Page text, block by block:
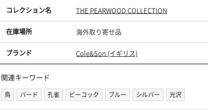
コレクション名 THE PEARWOOD COLLECTION
在庫場所 海外取り寄せ品
ブランド Cole&Son (イギリス)
関連キーワード
鳥 バード 孔雀 ピーコック ブルー シルバー 光沢